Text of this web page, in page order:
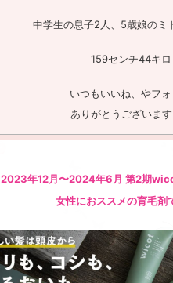
中学生の息子2人、5歳娘のミ
159センチ44キロ
いつもいいね、やフ
ありがとうございます
2023年12月〜2024年6月 第2期
女性におススメの育毛剤